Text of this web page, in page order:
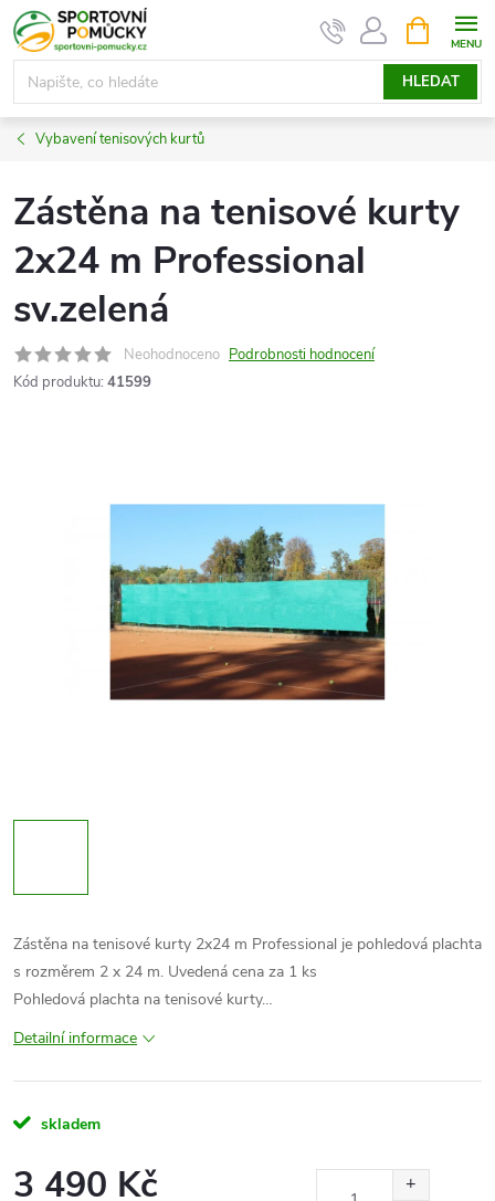
Přejít
na
obsah
HLEDAT
NÁKUPNÍ
KOŠÍK
Vybavení tenisových kurtů
Zástěna na tenisové kurty
2x24 m Professional
sv.zelená
Neohodnoceno Podrobnosti hodnocení
Kód produktu: 41599
Zástěna na tenisové kurty 2x24 m Professional je pohledová plachta
s rozměrem 2 x 24 m. Uvedená cena za 1 ks
Pohledová plachta na tenisové kurty…
Detailní informace
skladem
3 490 Kč